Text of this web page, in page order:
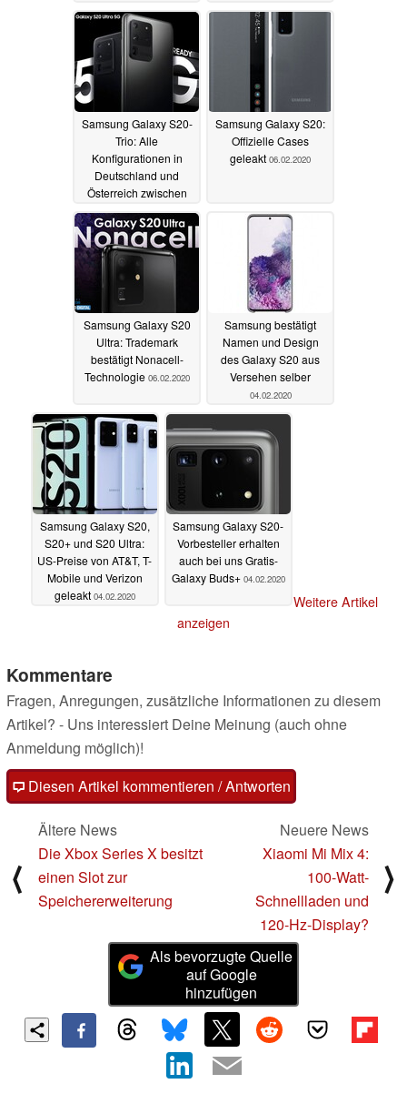
09.02.2020
Samsung Galaxy S20-
Trio: Alle
Konfigurationen in
Deutschland und
Österreich zwischen
899 und 1549 Euro
08.02.2020
Samsung Galaxy S20:
Offizielle Cases
geleakt 06.02.2020
Samsung Galaxy S20
Ultra: Trademark
bestätigt Nonacell-
Technologie 06.02.2020
Samsung bestätigt
Namen und Design
des Galaxy S20 aus
Versehen selber
04.02.2020
Samsung Galaxy S20,
S20+ und S20 Ultra:
US-Preise von AT&T, T-
Mobile und Verizon
geleakt 04.02.2020
Samsung Galaxy S20-
Vorbesteller erhalten
auch bei uns Gratis-
Galaxy Buds+ 04.02.2020
Weitere Artikel
anzeigen
Kommentare
Fragen, Anregungen, zusätzliche Informationen zu diesem
Artikel? - Uns interessiert Deine Meinung (auch ohne
Anmeldung möglich)!
Diesen Artikel kommentieren / Antworten
⟨
Ältere News
Die Xbox Series X besitzt
einen Slot zur
Speichererweiterung
Neuere News
Xiaomi Mi Mix 4:
100-Watt-
Schnellladen und
120-Hz-Display?
⟩
Als bevorzugte Quelle
auf Google
hinzufügen